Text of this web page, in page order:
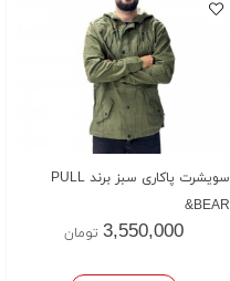
سویشرت پاکاری سبز برند PULL
&BEAR
3,550,000 تومان